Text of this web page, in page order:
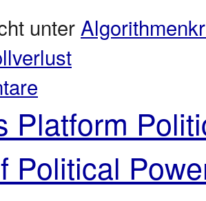
unter
Platform
Political